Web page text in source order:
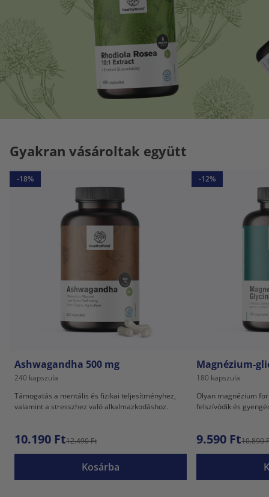
Gyakran vásároltak együtt
-18%
Ashwagandha 500 mg
240 kapszula
Támogatás a mentális és fizikai teljesítményhez,
valamint a stresszhez való alkalmazkodáshoz.
10.190 Ft12.490 Ft
Kosárba
-12%
Magnézium-
180 kapszula
Olyan magnézium
felszívódik és
9.590 Ft10.890